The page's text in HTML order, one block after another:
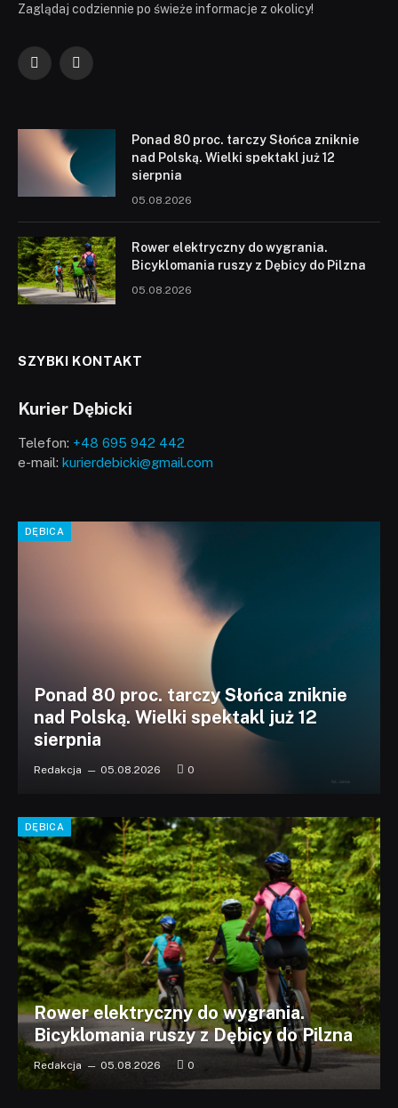
Zaglądaj codziennie po świeże informacje z okolicy!
FacebookYouTube
Ponad 80 proc. tarczy Słońca zniknie
nad Polską. Wielki spektakl już 12
sierpnia
05.08.2026
Rower elektryczny do wygrania.
Bicyklomania ruszy z Dębicy do Pilzna
05.08.2026
SZYBKI KONTAKT
Kurier Dębicki
Telefon: +48 695 942 442
e-mail: kurierdebicki@gmail.com
DĘBICA
Ponad 80 proc. tarczy Słońca zniknie
nad Polską. Wielki spektakl już 12
sierpnia
Redakcja 05.08.2026 0
DĘBICA
Rower elektryczny do wygrania.
Bicyklomania ruszy z Dębicy do Pilzna
Redakcja 05.08.2026 0